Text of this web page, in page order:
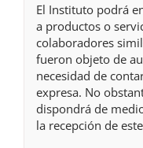
El Instituto podrá
a productos o
colaboradores
fueron objeto de
necesidad de
expresa. No
dispondrá de
la recepción de